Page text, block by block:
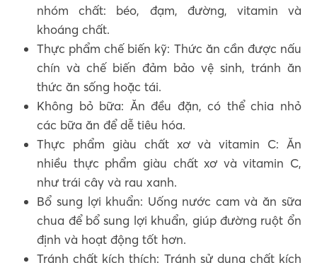
nhóm chất: béo, đạm, đường, vitamin và
khoáng chất.
Thực phẩm chế biến kỹ: Thức ăn cần được nấu
chín và chế biến đảm bảo vệ sinh, tránh ăn
thức ăn sống hoặc tái.
Không bỏ bữa: Ăn đều đặn, có thể chia nhỏ
các bữa ăn để dễ tiêu hóa.
Thực phẩm giàu chất xơ và vitamin C: Ăn
nhiều thực phẩm giàu chất xơ và vitamin C,
như trái cây và rau xanh.
Bổ sung lợi khuẩn: Uống nước cam và ăn sữa
chua để bổ sung lợi khuẩn, giúp đường ruột ổn
định và hoạt động tốt hơn.
Tránh chất kích thích: Tránh sử dụng chất kích